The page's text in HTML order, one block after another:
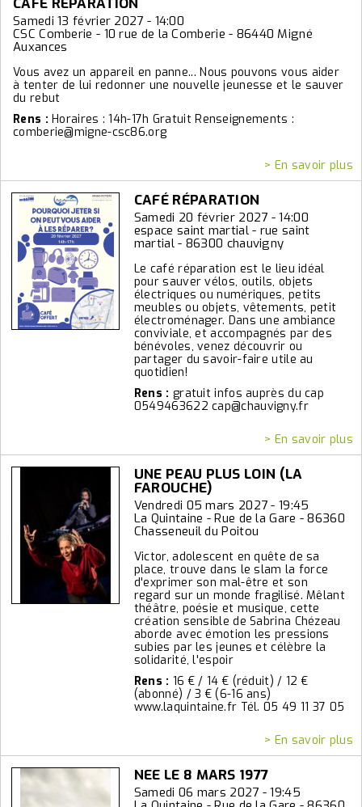
CAFÉ RÉPARATION
Samedi 13 février 2027 - 14:00
CSC Comberie - 10 rue de la Comberie - 86440 Migné
Auxances
Vous avez un appareil en panne... Nous pouvons vous aider
à tenter de lui redonner une nouvelle jeunesse et le sauver
du rebut
Rens :Horaires : 14h-17h Gratuit Renseignements :
comberie@migne-csc86.org
> En savoir plus
CAFÉ RÉPARATION
Samedi 20 février 2027 - 14:00
espace saint martial - rue saint
martial - 86300 chauvigny
Le café réparation est le lieu idéal
pour sauver vélos, outils, objets
électriques ou numériques, petits
meubles ou objets, vêtements, petit
électroménager. Dans une ambiance
conviviale, et accompagnés par des
bénévoles, venez découvrir ou
partager du savoir-faire utile au
quotidien!
Rens : gratuit infos auprès du cap
0549463622 cap@chauvigny.fr
> En savoir plus
UNE PEAU PLUS LOIN (LA
FAROUCHE)
Vendredi 05 mars 2027 - 19:45
La Quintaine - Rue de la Gare - 86360
Chasseneuil du Poitou
Victor, adolescent en quête de sa
place, trouve dans le slam la force
d'exprimer son mal-être et son
regard sur un monde fragilisé. Mêlant
théâtre, poésie et musique, cette
création sensible de Sabrina Chézeau
aborde avec émotion les pressions
subies par les jeunes et célèbre la
solidarité, l'espoir
Rens : 16 € / 14 € (réduit) / 12 €
(abonné) / 3 € (6-16 ans)
www.laquintaine.fr Tél. 05 49 11 37 05
> En savoir plus
NEE LE 8 MARS 1977
Samedi 06 mars 2027 - 19:45